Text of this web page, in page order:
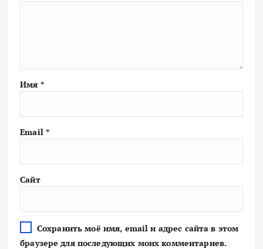
Имя *
Email *
Сайт
Сохранить моё имя, email и адрес сайта в этом
браузере для последующих моих комментариев.